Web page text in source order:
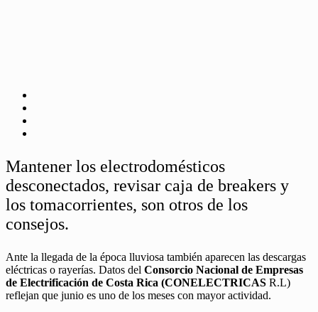
Mantener los electrodomésticos
desconectados, revisar caja de breakers y
los tomacorrientes, son otros de los
consejos.
Ante la llegada de la época lluviosa también aparecen las descargas
eléctricas o rayerías. Datos del Consorcio Nacional de Empresas
de Electrificación de Costa Rica (CONELECTRICAS R.L)
reflejan que junio es uno de los meses con mayor actividad.